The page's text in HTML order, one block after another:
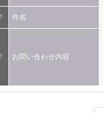
! 件名
! お問い合わせ内容